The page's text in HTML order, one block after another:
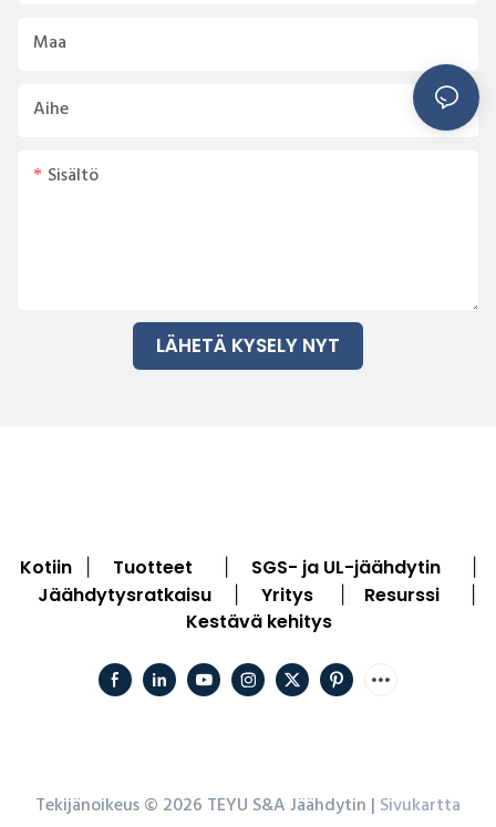
Maa
Aihe
Sisältö
LÄHETÄ KYSELY NYT
Kotiin Tuotteet SGS- ja UL-jäähdytin
Jäähdytysratkaisu Yritys Resurssi
Kestävä kehitys
Tekijänoikeus © 2026 TEYU S&A Jäähdytin | Sivukartta